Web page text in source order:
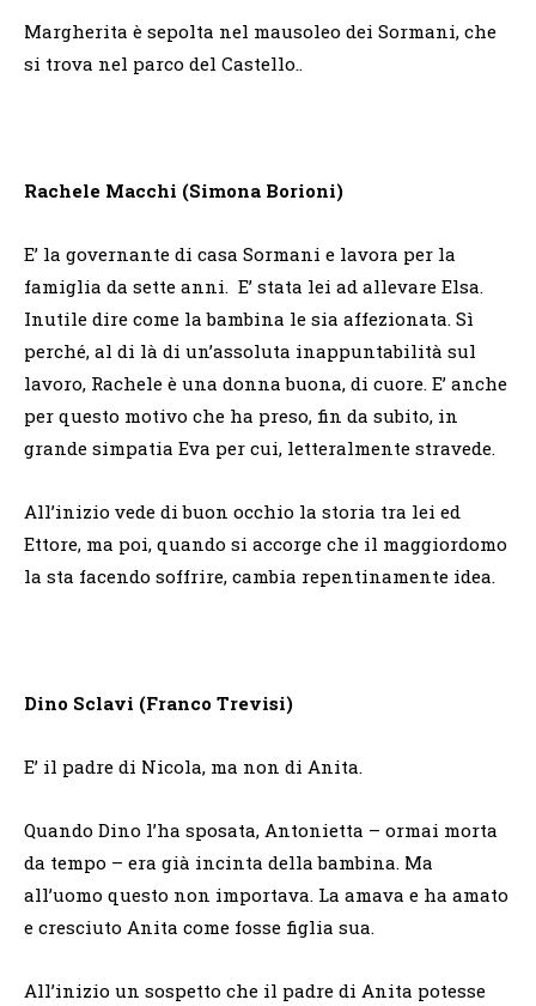
Margherita è sepolta nel mausoleo dei Sormani, che
si trova nel parco del Castello..
Rachele Macchi (Simona Borioni)
E’ la governante di casa Sormani e lavora per la
famiglia da sette anni. E’ stata lei ad allevare Elsa.
Inutile dire come la bambina le sia affezionata. Sì
perché, al di là di un’assoluta inappuntabilità sul
lavoro, Rachele è una donna buona, di cuore. E’ anche
per questo motivo che ha preso, fin da subito, in
grande simpatia Eva per cui, letteralmente stravede.
All’inizio vede di buon occhio la storia tra lei ed
Ettore, ma poi, quando si accorge che il maggiordomo
la sta facendo soffrire, cambia repentinamente idea.
Dino Sclavi (Franco Trevisi)
E’ il padre di Nicola, ma non di Anita.
Quando Dino l’ha sposata, Antonietta – ormai morta
da tempo – era già incinta della bambina. Ma
all’uomo questo non importava. La amava e ha amato
e cresciuto Anita come fosse figlia sua.
All’inizio un sospetto che il padre di Anita potesse